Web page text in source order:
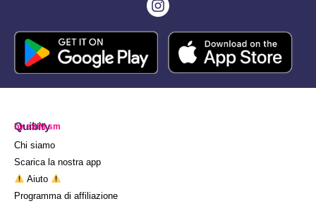
Quibity
by eSIM.sm
Chi siamo
Scarica la nostra app
Aiuto
Programma di affiliazione